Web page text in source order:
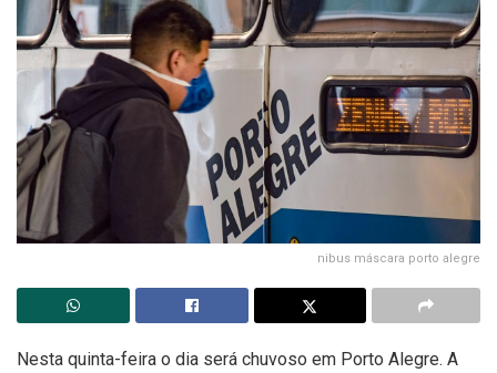
nibus máscara porto alegre
Nesta quinta-feira o dia será chuvoso em Porto Alegre. A